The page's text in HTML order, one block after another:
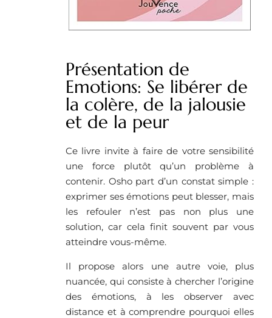
Présentation de
Emotions: Se libérer de
la colère, de la jalousie
et de la peur
Ce livre invite à faire de votre sensibilité
une force plutôt qu’un problème à
contenir. Osho part d’un constat simple :
exprimer ses émotions peut blesser, mais
les refouler n’est pas non plus une
solution, car cela finit souvent par vous
atteindre vous-même.
Il propose alors une autre voie, plus
nuancée, qui consiste à chercher l’origine
des émotions, à les observer avec
distance et à comprendre pourquoi elles